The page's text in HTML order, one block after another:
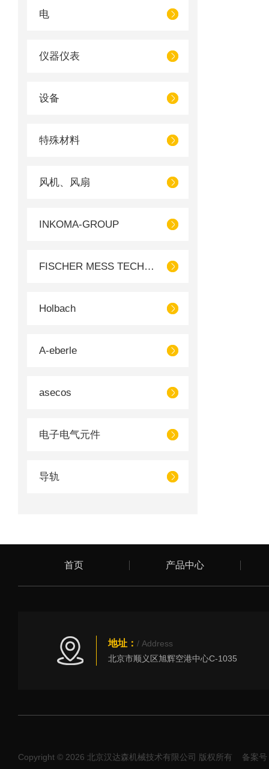
电
仪器仪表
设备
特殊材料
风机、风扇
INKOMA-GROUP
FISCHER MESS TECHNIK
Holbach
A-eberle
asecos
电子电气元件
导轨
首页 产品中心
地址： / Address
北京市顺义区旭辉空港中心C-1035
Copyright © 2026 北京汉达森机械技术有限公司 版权所有 备案